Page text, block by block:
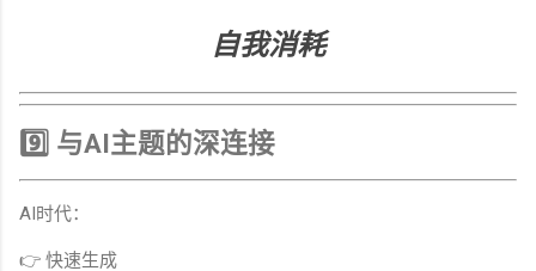
自我消耗
9️⃣ 与AI主题的深连接
AI时代：
👉 快速生成